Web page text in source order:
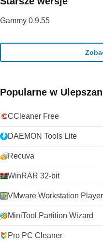
lat i wygląda na to, że
Szukasz VLC Media
Gammy 0.9.55
Popularne w
CCleaner Free
DAEMON Tools Lite
Recuva
WinRAR 32-bit
VMware Workstation Player
MiniTool Partition Wizard
Pro PC Cleaner